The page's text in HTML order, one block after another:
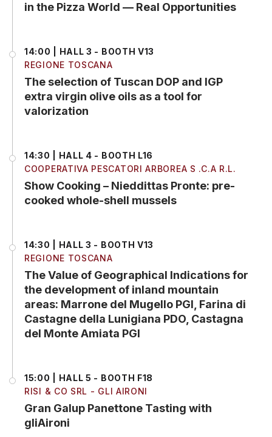
in the Pizza World — Real Opportunities
14:00 | HALL 3 - BOOTH V13
REGIONE TOSCANA
The selection of Tuscan DOP and IGP
extra virgin olive oils as a tool for
valorization
14:30 | HALL 4 - BOOTH L16
COOPERATIVA PESCATORI ARBOREA S .C.A R.L.
Show Cooking – Nieddittas Pronte: pre-
cooked whole-shell mussels
14:30 | HALL 3 - BOOTH V13
REGIONE TOSCANA
The Value of Geographical Indications for
the development of inland mountain
areas: Marrone del Mugello PGI, Farina di
Castagne della Lunigiana PDO, Castagna
del Monte Amiata PGI
15:00 | HALL 5 - BOOTH F18
RISI & CO SRL - GLI AIRONI
Gran Galup Panettone Tasting with
gliAironi